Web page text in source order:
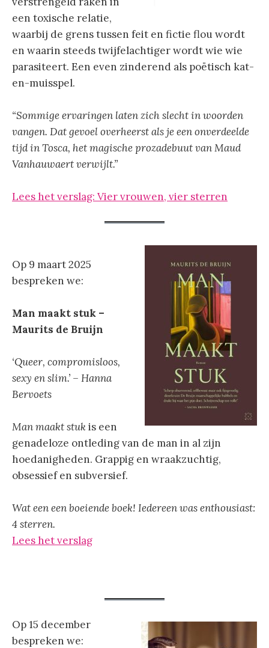
een toxische relatie,
waarbij de grens tussen feit en fictie flou wordt
en waarin steeds twijfelachtiger wordt wie wie
parasiteert. Een even zinderend als poëtisch kat-
en-muisspel.
“Sommige ervaringen laten zich slecht in woorden
vangen. Dat gevoel overheerst als je een onverdeelde
tijd in Tosca, het magische prozadebuut van Maud
Vanhauwaert verwijlt.”
Lees het verslag: Vier vrouwen, vier sterren
Op 9 maart 2025
bespreken we:
Man maakt stuk –
Maurits de Bruijn
‘Queer, compromisloos,
sexy en slim.’ – Hanna
Bervoets
Man maakt stukis een
genadeloze ontleding van de man in al zijn
hoedanigheden. Grappig en wraakzuchtig,
obsessief en subversief.
Wat een een boeiende boek! Iedereen was enthousiast:
4 sterren.
Lees het verslag
Op 15 december
bespreken we: